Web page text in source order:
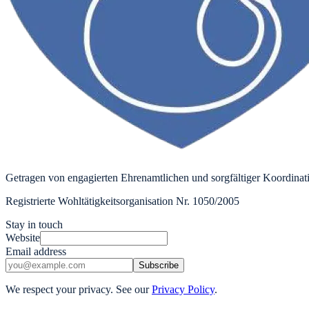
Getragen von engagierten Ehrenamtlichen und sorgfältiger
Registrierte Wohltätigkeitsorganisation Nr. 1050/2005
Stay in touch
Website
Email address
Subscribe
We respect your privacy. See our Privacy Policy.